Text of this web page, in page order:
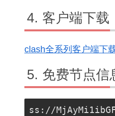
客户端下载
clash全系列客户端下
免费节点信
ss://